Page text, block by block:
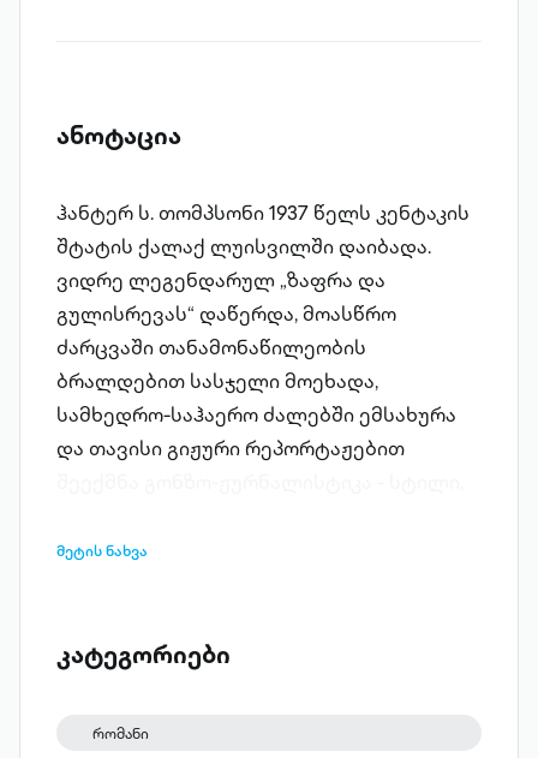
ანოტაცია
ჰანტერ ს. თომპსონი 1937 წელს კენტაკის
შტატის ქალაქ ლუისვილში დაიბადა.
ვიდრე ლეგენდარულ „ზაფრა და
გულისრევას“ დაწერდა, მოასწრო
ძარცვაში თანამონაწილეობის
ბრალდებით სასჯელი მოეხადა,
სამხედრო-საჰაერო ძალებში ემსახურა
და თავისი გიჟური რეპორტაჟებით
ავტორის უშუალო მონაწილეობას, ამბის
დასტურად არანორმატიული ლექსიკის
მეტის ნახვა
კატეგორიები
რომანი